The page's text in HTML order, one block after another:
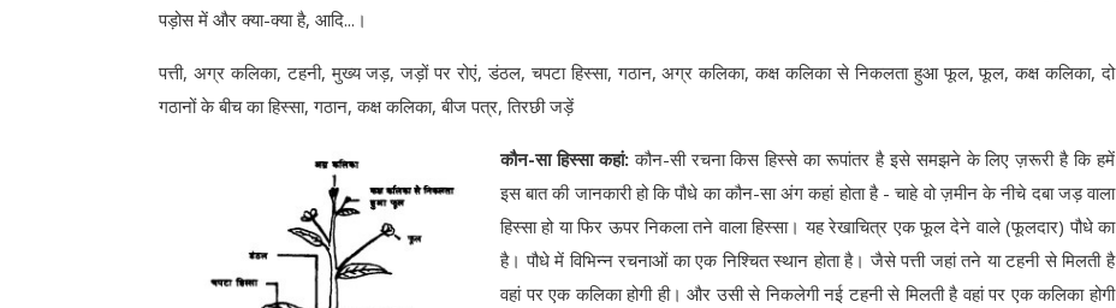
पड़ोस में और क्या-क्या है, आदि...।
पत्ती, अग्र कलिका, टहनी, मुख्य जड़, जड़ों पर रोएं, डंठल, चपटा हिस्सा, गठान, अग्र कलिका, कक्ष कलिका से निकलता हुआ फूल, फूल, कक्ष कलिका, दो
गठानों के बीच का हिस्सा, गठान, कक्ष कलिका, बीज पत्र, तिरछी जड़ें
कौन-सा हिस्सा कहां:कौन-सी रचना किस हिस्से का रूपांतर है इसे समझने के लिए ज़रूरी है कि हमें
इस बात की जानकारी हो कि पौधे का कौन-सा अंग कहां होता है - चाहे वो ज़मीन के नीचे दबा जड़ वाला
हिस्सा हो या फिर ऊपर निकला तने वाला हिस्सा। यह रेखाचित्र एक फूल देने वाले (फूलदार) पौधे का
है। पौधे में विभिन्न रचनाओं का एक निश्चित स्थान होता है। जैसे पत्ती जहां तने या टहनी से मिलती है
वहां पर एक कलिका होगी ही। और उसी से निकलेगी नई टहनी से मिलती है वहां पर एक कलिका होगी